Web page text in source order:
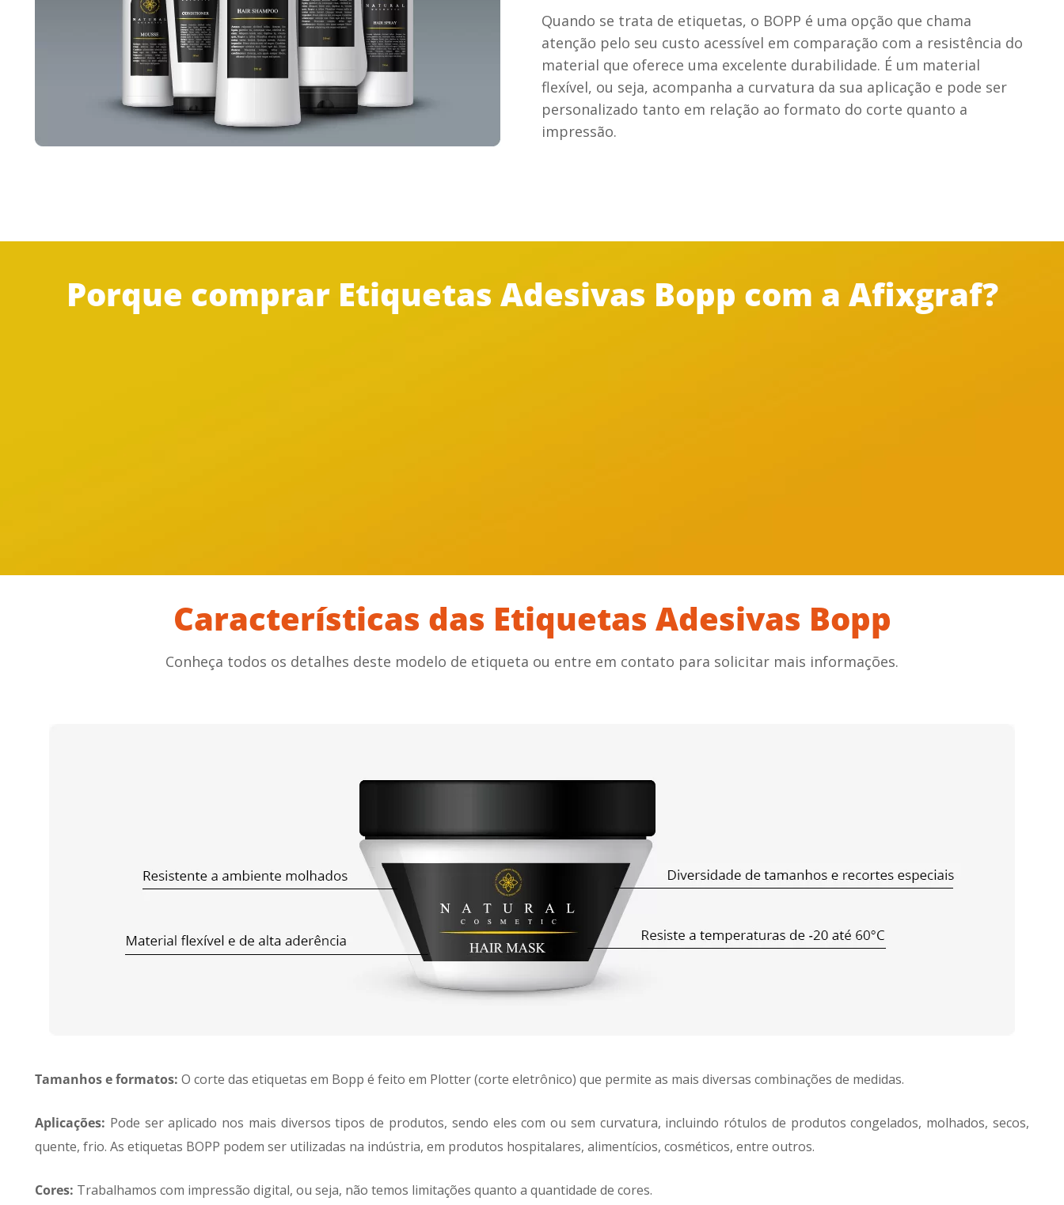
Quando se trata de etiquetas, o BOPP é uma opção que chama
atenção pelo seu custo acessível em comparação com a resistência do
material que oferece uma excelente durabilidade. É um material
flexível, ou seja, acompanha a curvatura da sua aplicação e pode ser
personalizado tanto em relação ao formato do corte quanto a
impressão.
Porque comprar Etiquetas Adesivas Bopp com a Afixgraf?
Características das Etiquetas Adesivas Bopp
Conheça todos os detalhes deste modelo de etiqueta ou entre em contato para solicitar mais informações.
Tamanhos e formatos: O corte das etiquetas em Bopp é feito em Plotter (corte eletrônico) que permite as mais diversas combinações de medidas.
Aplicações: Pode ser aplicado nos mais diversos tipos de produtos, sendo eles com ou sem curvatura, incluindo rótulos de produtos congelados, molhados, secos,
quente, frio. As etiquetas BOPP podem ser utilizadas na indústria, em produtos hospitalares, alimentícios, cosméticos, entre outros.
Cores: Trabalhamos com impressão digital, ou seja, não temos limitações quanto a quantidade de cores.